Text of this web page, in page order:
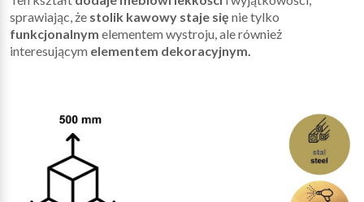
sprawiając, że stolik kawowy staje się nie tylko
funkcjonalnym elementem wystroju, ale również
interesującym elementem dekoracyjnym.